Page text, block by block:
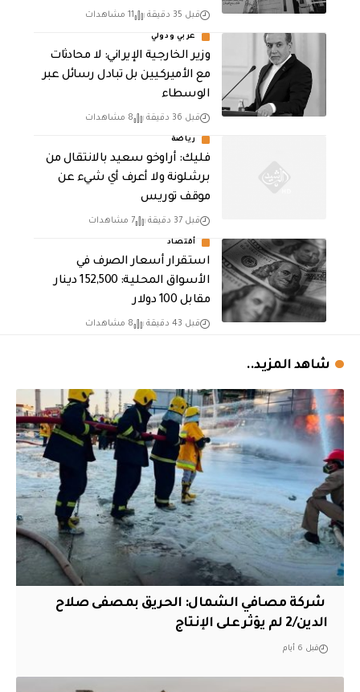
قبل 35 دقيقة 11 مشاهدات
عربي ودولي
‏وزير الخارجية الإيراني: لا محادثات
مع الأميركيين بل تبادل رسائل عبر
الوسطاء
قبل 36 دقيقة 8 مشاهدات
رياضة
فليك: أراوخو سعيد بالانتقال من
برشلونة ولا أعرف أي شيء عن
موقف توريس
قبل 37 دقيقة 7 مشاهدات
أقتصاد
استقرار أسعار الصرف في
الأسواق المحلية: 152,500 دينار
مقابل 100 دولار
قبل 43 دقيقة 8 مشاهدات
شاهد المزيد..
‏ شركة مصافي الشمال: الحريق بمصفى صلاح
الدين/2 لم يؤثر على الإنتاج
قبل 6 أيام